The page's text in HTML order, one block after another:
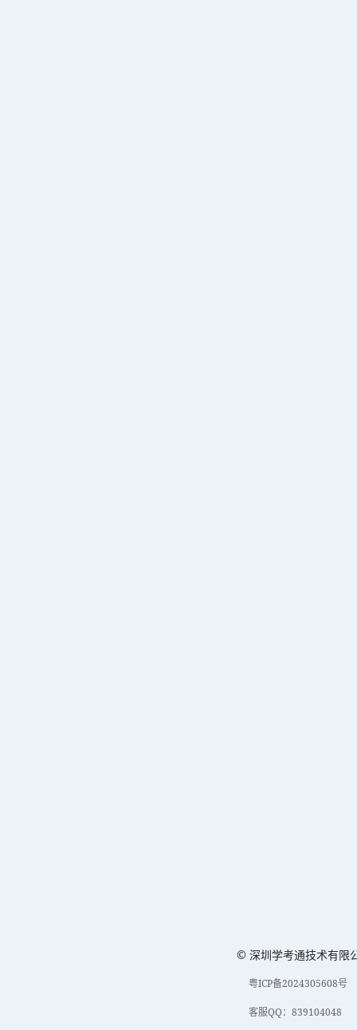
© 深圳学考通技术有限
粤ICP备2024305608号
客服QQ：839104048